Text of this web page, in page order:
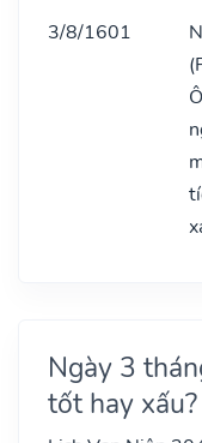
3/8/1601
Ngày 3
tốt hay xấu?